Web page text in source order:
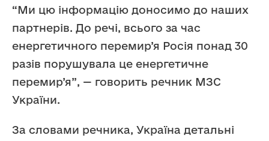
“Ми цю інформацію доносимо до наших
партнерів. До речі, всього за час
енергетичного перемир’я Росія понад 30
разів порушувала це енергетичне
перемир’я”, — говорить речник МЗС
України.
За словами речника, Україна детальні